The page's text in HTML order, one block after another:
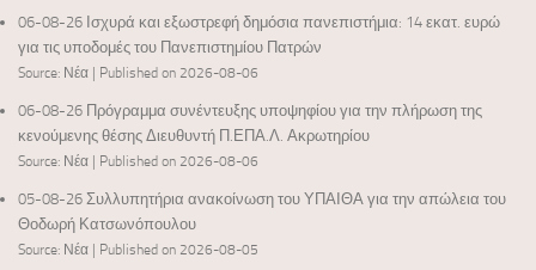
06-08-26 Ισχυρά και εξωστρεφή δημόσια πανεπιστήμια: 14 εκατ. ευρώ
για τις υποδομές του Πανεπιστημίου Πατρών
Source: Νέα Published on 2026-08-06
06-08-26 Πρόγραμμα συνέντευξης υποψηφίου για την πλήρωση της
κενούμενης θέσης Διευθυντή Π.ΕΠΑ.Λ. Ακρωτηρίου
Source: Νέα Published on 2026-08-06
05-08-26 Συλλυπητήρια ανακοίνωση του ΥΠΑΙΘΑ για την απώλεια του
Θοδωρή Κατσωνόπουλου
Source: Νέα Published on 2026-08-05